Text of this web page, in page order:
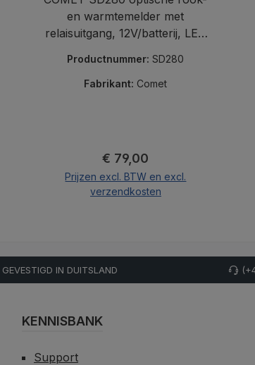
en warmtemelder met
relaisuitgang, 12V/batterij, LED
Productnummer:SD280
Fabrikant: Comet
Normale prijs:
€ 79,00
Prijzen excl. BTW en excl.
verzendkosten
IN DUITSLAND
KENNISBANK
Support